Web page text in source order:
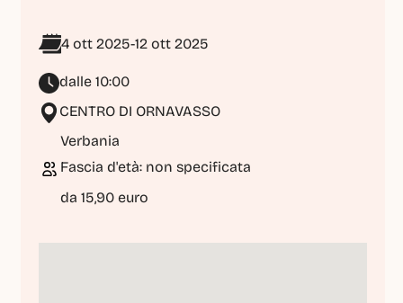
4 ott 2025-12 ott 2025
dalle 10:00
CENTRO DI ORNAVASSO
Verbania
Fascia d'età: non specificata
da 15,90 euro